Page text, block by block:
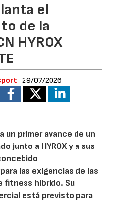
el
de la
HYROX
29/07/2026
un primer avance de un
junto a HYROX y a sus
las exigencias de las
fitness híbrido. Su
está previsto para